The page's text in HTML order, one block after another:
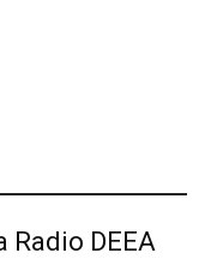
Radio DEEA